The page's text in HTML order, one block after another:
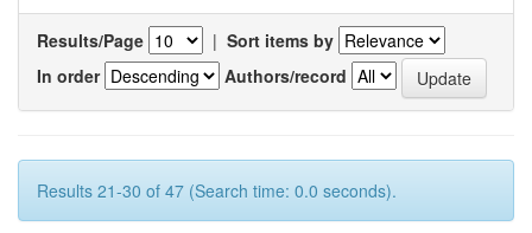
Results/Page | Sort items by
In order
Authors/record
Results 21-30 of 47 (Search time: 0.0 seconds).